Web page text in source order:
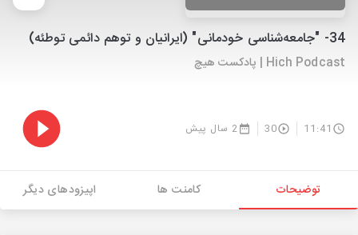
34- "جامعه‌شناسی خودمانی" (ایرانیان و توهم دائمی توطئه)
Hich Podcast | پادکست هیچ
11:41
30 2 سال پیش
توضیحات کامنت ها اپیزودهای دیگر